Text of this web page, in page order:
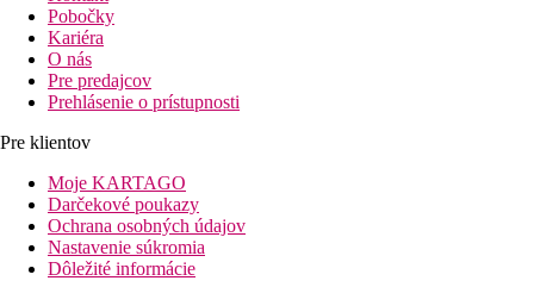
Pobočky
Kariéra
O nás
Pre predajcov
Prehlásenie o prístupnosti
Pre klientov
Moje KARTAGO
Darčekové poukazy
Ochrana osobných údajov
Nastavenie súkromia
Dôležité informácie